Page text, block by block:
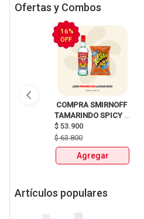
Ofertas y Combos
16%
OFF
COMPRA SMIRNOFF
TAMARINDO SPICY
X750ml Y LLEVATE
DETODITO 165GR o
150GR
$ 53.900
$63.800
Agregar
Artículos populares